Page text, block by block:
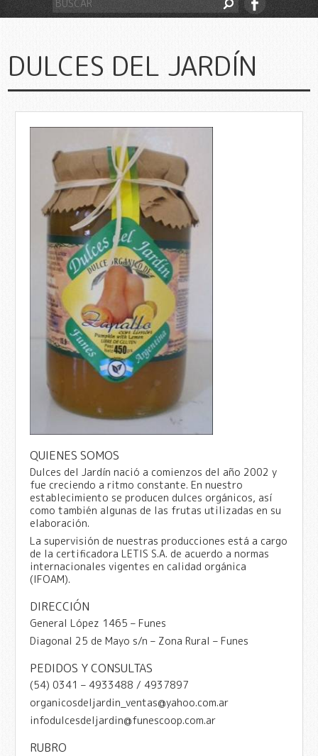
DULCES DEL JARDÍN
QUIENES SOMOS
Dulces del Jardín nació a comienzos del año 2002 y
fue creciendo a ritmo constante. En nuestro
establecimiento se producen dulces orgánicos, así
como también algunas de las frutas utilizadas en su
elaboración.
La supervisión de nuestras producciones está a cargo
de la certificadora LETIS S.A. de acuerdo a normas
internacionales vigentes en calidad orgánica
(IFOAM).
DIRECCIÓN
General López 1465 – Funes
Diagonal 25 de Mayo s/n – Zona Rural – Funes
PEDIDOS Y CONSULTAS
(54) 0341 – 4933488 / 4937897
organicosdeljardin_ventas@yahoo.com.ar
infodulcesdeljardin@funescoop.com.ar
RUBRO